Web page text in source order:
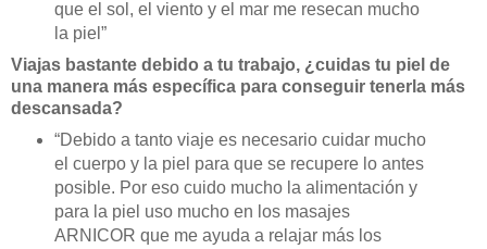
que el sol, el viento y el mar me resecan mucho
la piel”
Viajas bastante debido a tu trabajo, ¿cuidas tu piel de
una manera más específica para conseguir tenerla más
descansada?
“Debido a tanto viaje es necesario cuidar mucho
el cuerpo y la piel para que se recupere lo antes
posible. Por eso cuido mucho la alimentación y
para la piel uso mucho en los masajes
ARNICOR que me ayuda a relajar más los